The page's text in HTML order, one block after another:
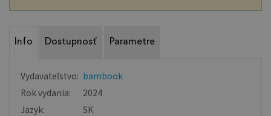
Info Dostupnosť Parametre
Vydavateľstvo: bambook
Rok vydania:
2024
Jazyk:
SK